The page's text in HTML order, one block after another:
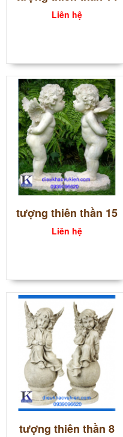
Liên hệ
tượng thiên thần 15
Liên hệ
tượng thiên thần 8